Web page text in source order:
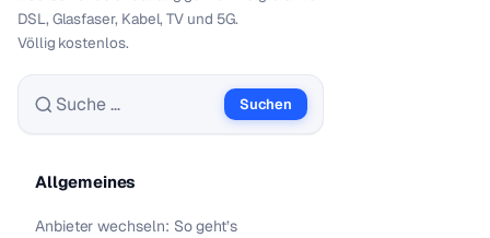
DSL, Glasfaser, Kabel, TV und 5G.
Völlig kostenlos.
Suche nach:
Suchen
Allgemeines
Anbieter wechseln: So geht’s